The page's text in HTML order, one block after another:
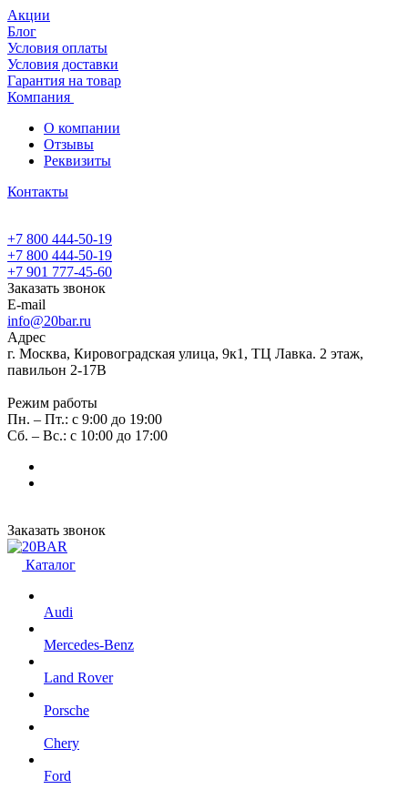
Акции
Блог
Условия оплаты
Условия доставки
Гарантия на товар
Компания
О компании
Отзывы
Реквизиты
Контакты
+7 800 444-50-19
+7 800 444-50-19
+7 901 777-45-60
Заказать звонок
E-mail
info@20bar.ru
Адрес
г. Москва, Кировоградская улица, 9к1, ТЦ Лавка. 2 этаж,
павильон 2-17В
Режим работы
Пн. – Пт.: с 9:00 до 19:00
Сб. – Вс.: с 10:00 до 17:00
Заказать звонок
Каталог
Audi
Mercedes-Benz
Land Rover
Porsche
Chery
Ford